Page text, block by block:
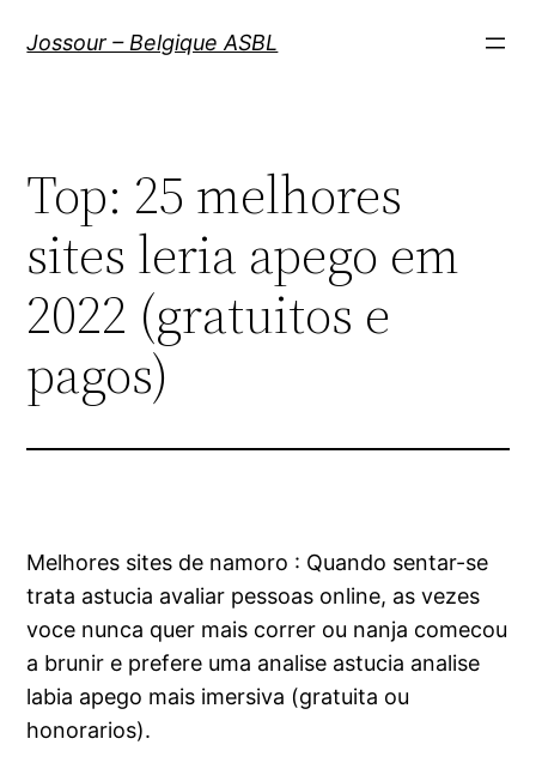
Jossour – Belgique ASBL
Top: 25 melhores
sites leria apego em
2022 (gratuitos e
pagos)
Melhores sites de namoro : Quando sentar-se
trata astucia avaliar pessoas online, as vezes
voce nunca quer mais correr ou nanja comecou
a brunir e prefere uma analise astucia analise
labia apego mais imersiva (gratuita ou
honorarios).